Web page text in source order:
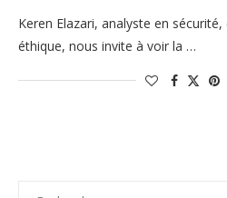
Keren Elazari, analyste en
éthique, nous invite à voir la …